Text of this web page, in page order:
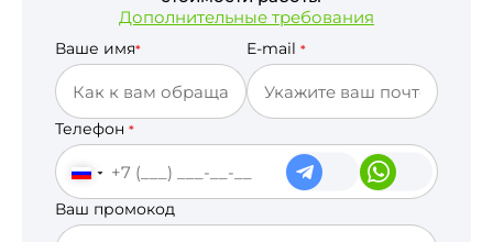
Дополнительные требования
Ваше имя* E-mail *
Телефон *
Ваш промокод